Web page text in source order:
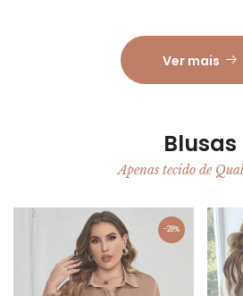
Ver mais
Blusas
Apenas tecido de
-28%